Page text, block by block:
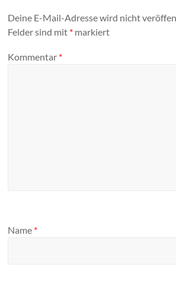
Deine E-Mail-Adresse wird nicht
Felder sind mit * markiert
Kommentar *
Name *